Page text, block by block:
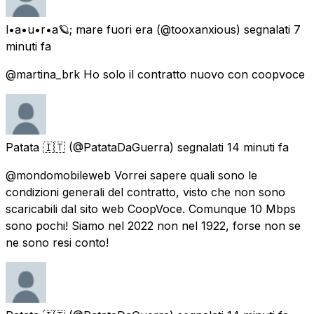
l•a•u•r•a🪐; mare fuori era (@tooxanxious) segnalati 7
minuti fa
@martina_brk Ho solo il contratto nuovo con coopvoce
Patata 🇮🇹 (@PatataDaGuerra) segnalati 14 minuti fa
@mondomobileweb Vorrei sapere quali sono le
condizioni generali del contratto, visto che non sono
scaricabili dal sito web CoopVoce. Comunque 10 Mbps
sono pochi! Siamo nel 2022 non nel 1922, forse non se
ne sono resi conto!